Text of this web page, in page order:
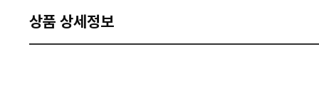
상품 상세정보